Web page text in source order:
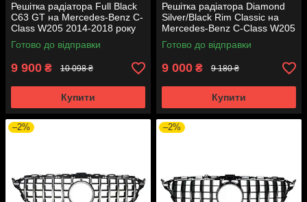
Решітка радіатора Full Black
C63 GT на Mercedes-Benz C-
Class W205 2014-2018 року
Готово до відправки
9 900 ₴ 10 098 ₴
Купити
Решітка радіатора Diamond
Silver/Black Rim Classic на
Mercedes-Benz C-Class W205
2014-2018 року
Готово до відправки
9 000 ₴ 9 180 ₴
Купити
–2% –2%